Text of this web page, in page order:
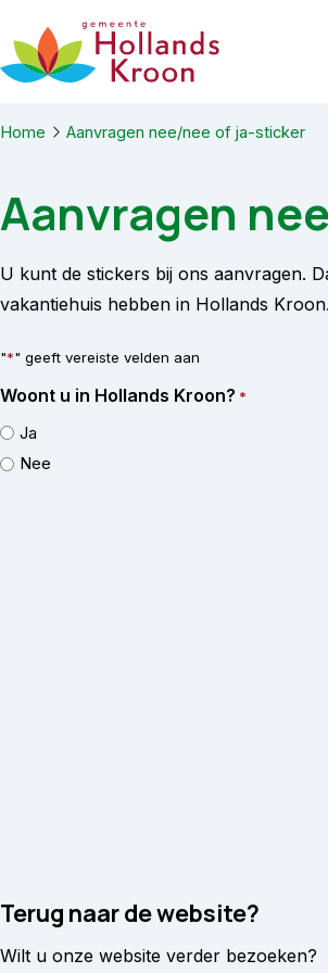
Ga naar de inhoud
Home Aanvragen nee/nee of ja-sticker
Aanvragen
U kunt de stickers bij ons aanvragen.
vakantiehuis hebben in Hollands Kroon.
"*" geeft vereiste velden aan
Woont u in Hollands Kroon? *
Ja
Nee
Terug naar de website?
Wilt u onze website verder bezoeken?